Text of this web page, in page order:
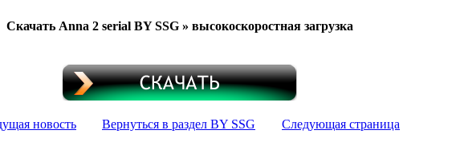
Скачать Anna 2 serial BY SSG » высокоскоростная загрузка
новость Вернуться в раздел BY SSG Следующая страница